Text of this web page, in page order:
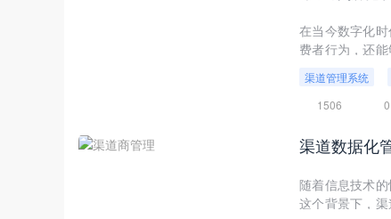
在当今数字化
费者行为，还
讨渠道数据化
渠道管理系统
1506
0
渠道数据化
随着信息技术
这个背景下，